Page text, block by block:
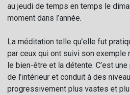
au jeudi de temps en temps le
moment dans l’année.
La méditation telle qu’elle fut
par ceux qui ont suivi son exemple
le bien-être et la détente. C’est
de l’intérieur et conduit à des
progressivement plus vastes et